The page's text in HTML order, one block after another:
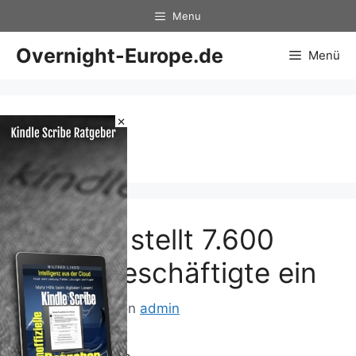
×
Inhalt
springen
Menu
Overnight-Europe.de Menü
7.600
Daimler stellt 7.600
Ferienbeschäftigte ein
13. Juni 2014 von admin